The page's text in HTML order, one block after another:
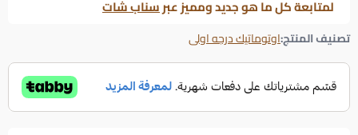
لمتابعة كل ما هو جديد ومميز عبرسناب شات
تصنيف المنتج:اوتوماتيك درجه اولى